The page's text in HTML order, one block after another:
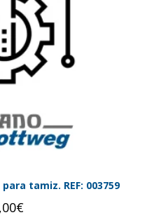
tamiz. REF: 003759
€